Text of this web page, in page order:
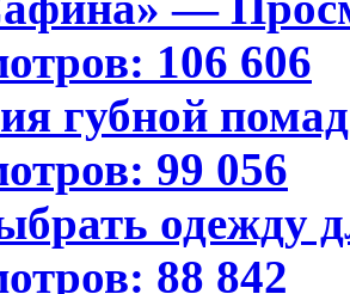
106 606
губной
99 056
одежду
88 842